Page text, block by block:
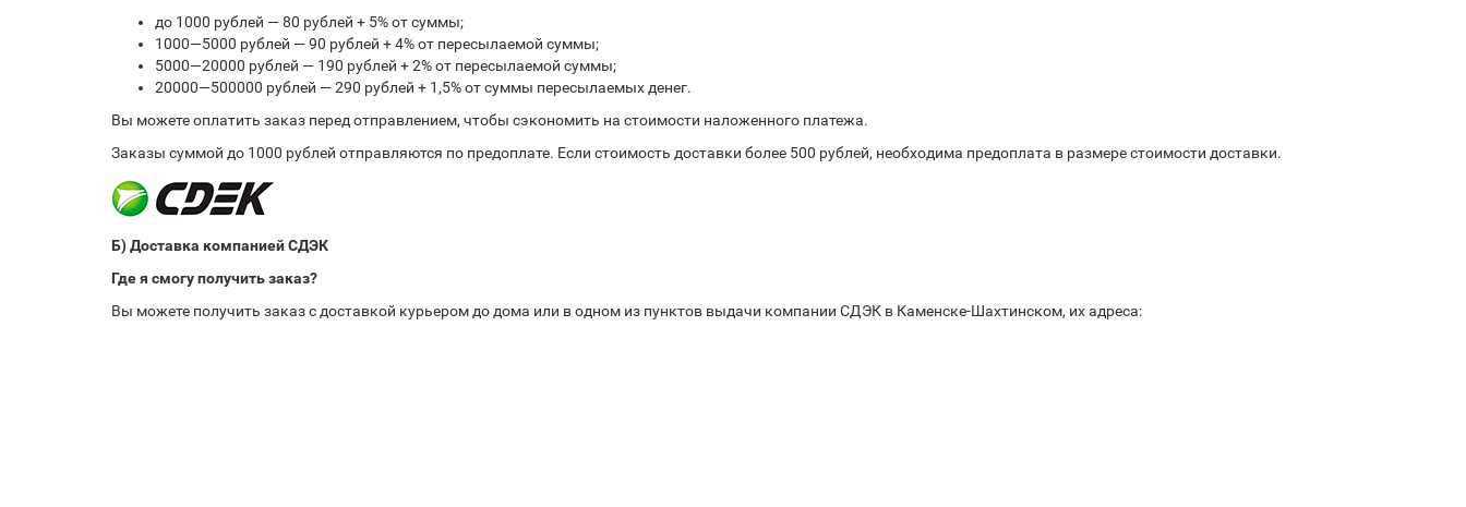
до 1000 рублей — 80 рублей + 5% от суммы;
1000—5000 рублей — 90 рублей + 4% от пересылаемой суммы;
5000—20000 рублей — 190 рублей + 2% от пересылаемой суммы;
20000—500000 рублей — 290 рублей + 1,5% от суммы пересылаемых денег.
Вы можете оплатить заказ перед отправлением, чтобы сэкономить на стоимости наложенного платежа.
Заказы суммой до 1000 рублей отправляются по предоплате. Если стоимость доставки более 500 рублей, необходима предоплата в размере стоимости доставки.
Б) Доставка компанией СДЭК
Где я смогу получить заказ?
Вы можете получить заказ с доставкой курьером до дома или в одном из пунктов выдачи компании СДЭК в Каменске-Шахтинском, их адреса: